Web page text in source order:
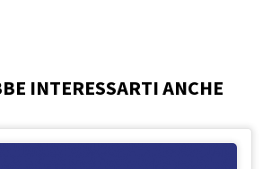
INTERESSARTI ANCHE